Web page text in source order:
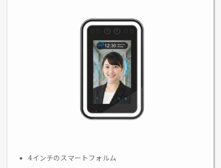
4インチのスマートフォルム